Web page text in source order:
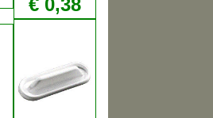
€ 0,38